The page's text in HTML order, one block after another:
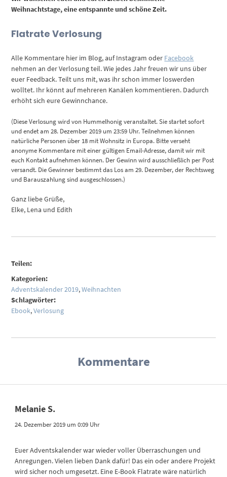
Weihnachtstage, eine entspannte und schöne Zeit.
Flatrate Verlosung
Alle Kommentare hier im Blog, auf Instagram oder Facebook
nehmen an der Verlosung teil. Wie jedes Jahr freuen wir uns über
euer Feedback. Teilt uns mit, was ihr schon immer loswerden
wolltet. Ihr könnt auf mehreren Kanälen kommentieren. Dadurch
erhöht sich eure Gewinnchance.
(Diese Verlosung wird von Hummelhonig veranstaltet. Sie startet sofort
und endet am 28. Dezember 2019 um 23:59 Uhr. Teilnehmen können
natürliche Personen über 18 mit Wohnsitz in Europa. Bitte verseht
anonyme Kommentare mit einer gültigen Email-Adresse, damit wir mit
euch Kontakt aufnehmen können. Der Gewinn wird ausschließlich per Post
versandt. Die Gewinner bestimmt das Los am 29. Dezember, der Rechtsweg
und Barauszahlung sind ausgeschlossen.)
Ganz liebe Grüße,
Elke, Lena und Edith
Teilen:
Kategorien:
Adventskalender 2019,Weihnachten
Schlagwörter:
Ebook,Verlosung
Kommentare
Melanie S.
24. Dezember 2019 um 0:09 Uhr
Euer Adventskalender war wieder voller Überraschungen und
Anregungen. Vielen lieben Dank dafür! Das ein oder andere Projekt
wird sicher noch umgesetzt. Eine E-Book Flatrate wäre natürlich